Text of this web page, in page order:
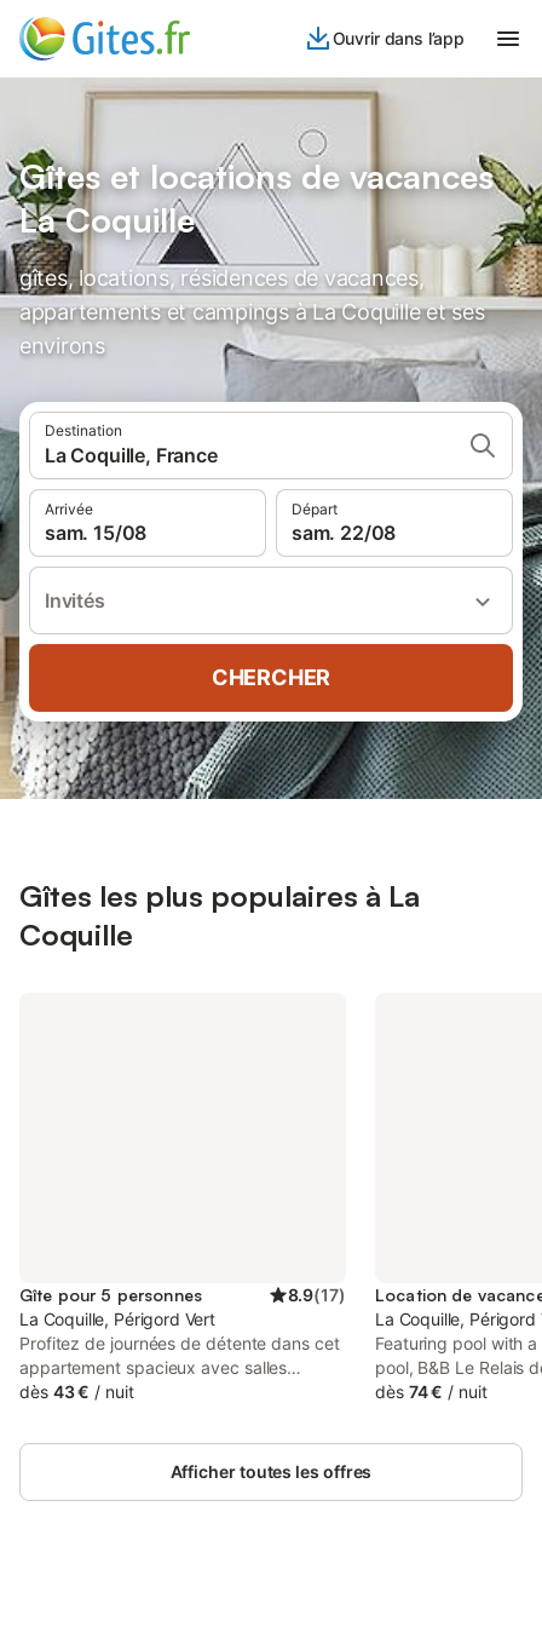
Ouvrir dans l’app
Gîtes et locations de vacances
La Coquille
gîtes, locations, résidences de vacances,
appartements et campings à La Coquille et ses
environs
Destination
La Coquille, France
Arrivée
sam. 15/08
Départ
sam. 22/08
Invités
CHERCHER
Gîtes les plus populaires à La
Coquille
Gîte pour 5 personnes 8.9(17)
La Coquille, Périgord Vert
Profitez de journées de détente dans cet
appartement spacieux avec salles
d'activités et piscine privée. Votre
beaucoup d'espace et convient donc
parfaitement aux familles. Installez-vous
dès 43 € / nuit
La Coquille, Périgord
Featuring pool with
pool, B&B Le Relais
bed and breakfast
Jumilhac Castle.
dès 74 € / nuit
Afficher toutes les offres